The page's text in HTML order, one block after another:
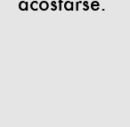
acostarse.